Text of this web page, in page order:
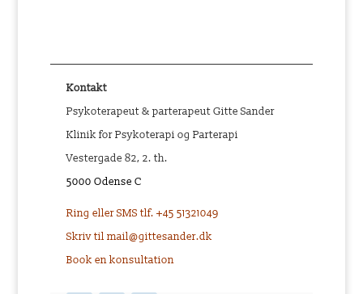
Kontakt
Psykoterapeut & parterapeut Gitte Sander
Klinik for Psykoterapi og Parterapi
Vestergade 82, 2. th.
5000 Odense C
Ring eller SMS tlf. +45 51321049
Skriv til mail@gittesander.dk
Book en konsultation